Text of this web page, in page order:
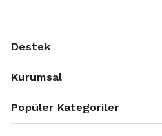
Destek
Kurumsal
Popüler Kategoriler